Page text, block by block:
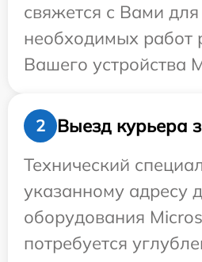
свяжется с Вами
необходимых работ
Вашего устройства
2
Выезд курьера
Технический
указанному адресу
оборудования
потребуется